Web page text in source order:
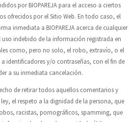
porBIOPAREJApara el acceso a ciertos
ofrecidos por el Sitio Web. En todo caso, el
inmediata a BIOPAREJA acerca de cualquier
uso indebido de la información registrada en
como, pero no solo, el robo, extravío, o el
identificadores y/o contraseñas, con el fin de
a su inmediata cancelación.
de retirar todos aquellos comentarios y
el respeto a la dignidad de la persona, que
racistas, pornográficos, spamming, que